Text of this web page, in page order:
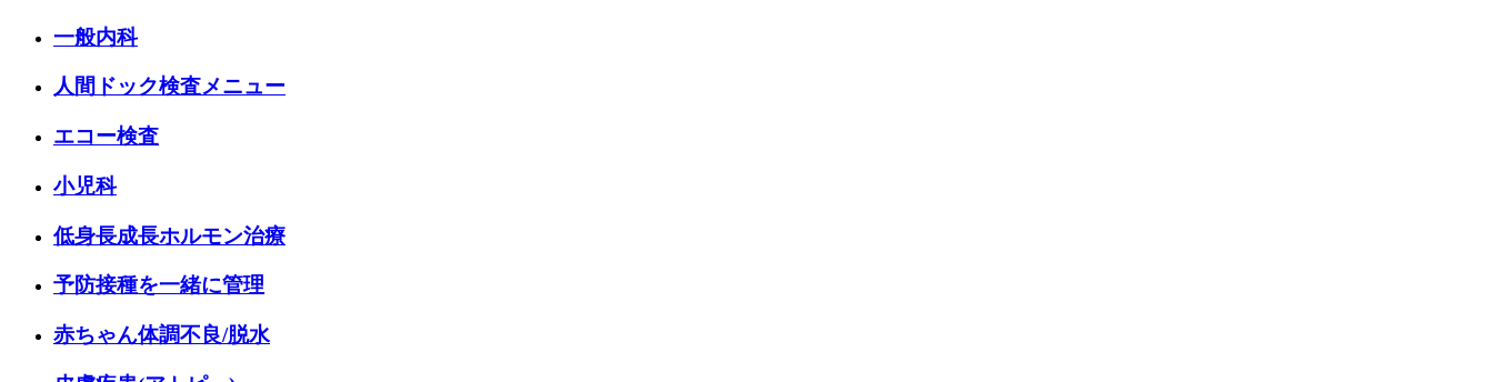
一般内科
人間ドック検査メニュー
エコー検査
小児科
低身長成長ホルモン治療
予防接種を一緒に管理
赤ちゃん体調不良/脱水